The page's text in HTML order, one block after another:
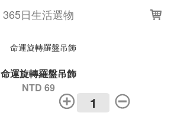
365日生活選物
命運旋轉羅盤吊飾
NTD 69